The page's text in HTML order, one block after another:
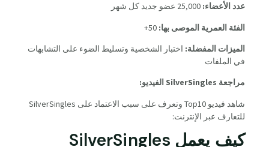
عدد الأعضاء:
الفئة العمرية الموصى بها:
الميزات المفضلة: اختبار الشخصية وتسليط الضوء على التشابهات
في الملفات
مراجعة SilverSingles الفيديو:
شاهد فيديو Top10 وتعرف على سبب الاعتماد على SilverSingles
للتعارف عبر الإنترنت:
كيف يعمل SilverSingles